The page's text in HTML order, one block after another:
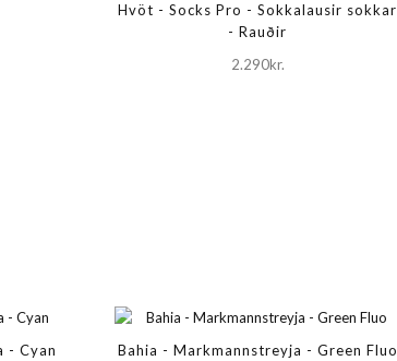
Hvöt - Socks Pro - Sokkalausir sokkar
- Rauðir
2.290kr.
- Cyan
Bahia - Markmannstreyja - Green Fluo